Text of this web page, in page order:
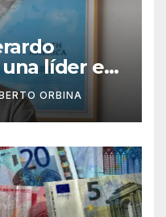
líder en
mundo, se
y sigue
ORBINA